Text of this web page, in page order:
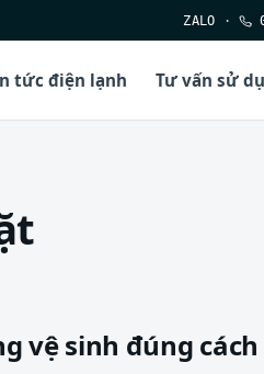
ZALO ·
tức điện lạnh Tư vấn sử
vệ sinh đúng cách